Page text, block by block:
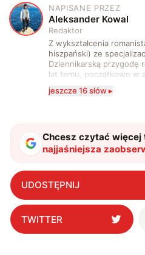
A
NAPISANE PRZEZ
Aleksander Kowal
Redaktor
Z wykształcenia
hiszpański) ze
Dziennikarską przygodę
lat temu, początkowo w
zdecydowanie częściej
także uprawiać oraz
jeszcze 16 słów ▸
Chcesz czytać więcej
najjaśniejsza
Dotychczasowy
pobity"?
UDOSTĘPNIJ
TWITTER